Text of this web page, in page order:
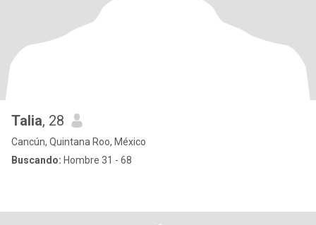
Talia, 28
Cancún, Quintana Roo, México
Buscando: Hombre 31 - 68